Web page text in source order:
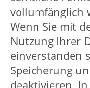
Geschäftsprozesse
Die VHS Lippstadt
unterschiedliche
elektronischen
Mail/DE-Mail
Bitte beachten Sie
Rechtsverbindlichkeit